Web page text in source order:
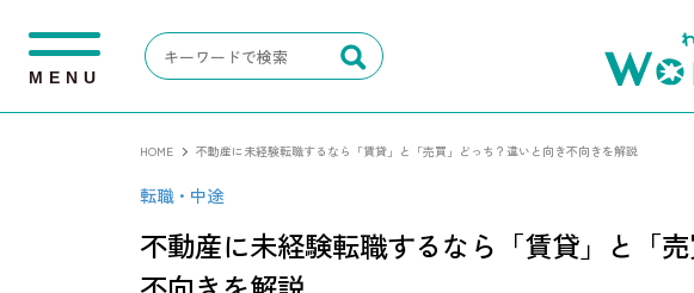
M E N U
HOME 不動産に未経験転職するなら「賃貸」と「売買」どっち？違いと向き不向きを解説
転職・中途
不動産に未経験転職するなら「賃貸」と「